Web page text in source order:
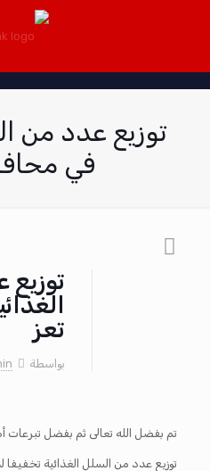
توزيع عدد من
في
تعز
بواسطة
تم بفضل الله تعالى ثم بفضل تبرعات
توزيع عدد من السلل الغذائية تخفيفا